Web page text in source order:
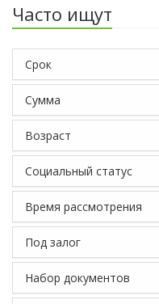
Часто ищут
Срок
Сумма
Возраст
Социальный статус
Время рассмотрения
Под залог
Набор документов